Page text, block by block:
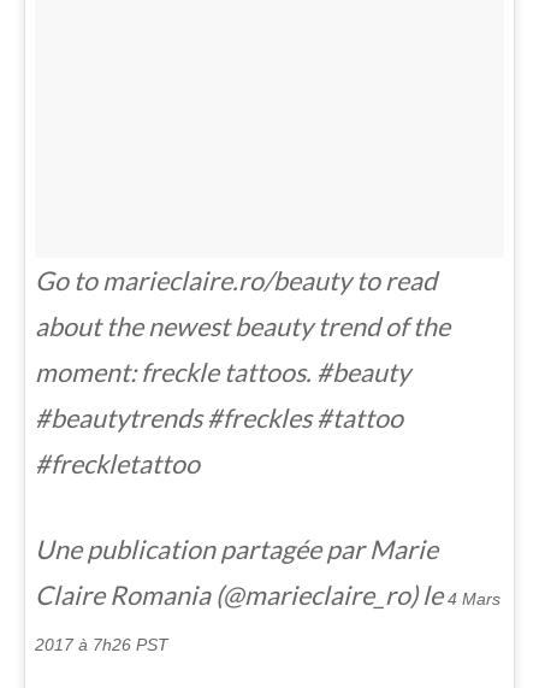
Go to marieclaire.ro/beauty to read
about the newest beauty trend of the
moment: freckle tattoos. #beauty
#beautytrends #freckles #tattoo
#freckletattoo
Une publication partagée par Marie
Claire Romania (@marieclaire_ro) le4 Mars
2017 à 7h26 PST